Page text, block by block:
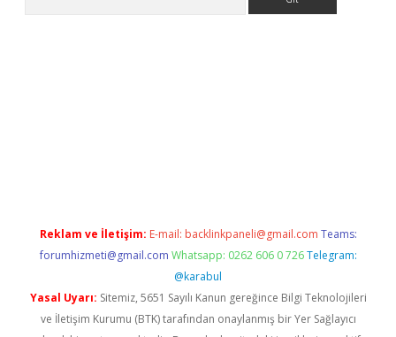
Reklam ve İletişim: E-mail: backlinkpaneli@gmail.com Teams:
forumhizmeti@gmail.com Whatsapp: 0262 606 0 726 Telegram:
@karabul
Yasal Uyarı: Sitemiz, 5651 Sayılı Kanun gereğince Bilgi Teknolojileri
ve İletişim Kurumu (BTK) tarafından onaylanmış bir Yer Sağlayıcı